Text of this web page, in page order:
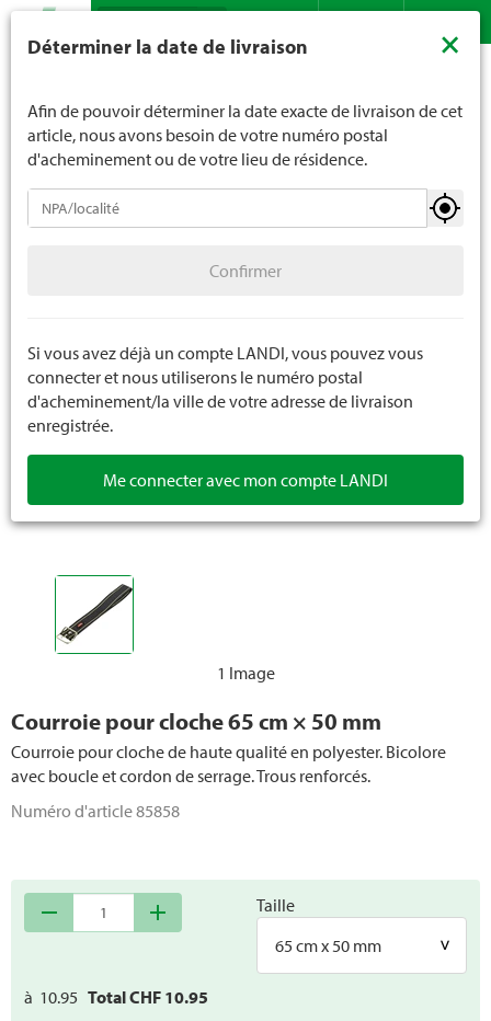
Recherche
1 Image
Courroie pour cloche 65 cm × 50 mm
Courroie pour cloche de haute qualité en polyester. Bicolore
avec boucle et cordon de serrage. Trous renforcés.
Numéro d'article85858
remove add
Taille
65 cm x 50 mm
à 10.95 Total CHF 10.95
Etable
Hygiène de traite
Accessoires d'articles d'étable
Assortiment pour la ferme
Déterminer la date de livraison ×
Afin de pouvoir déterminer la date exacte de livraison de cet
article, nous avons besoin de votre numéro postal
d'acheminement ou de votre lieu de résidence.
Confirmer
Si vous avez déjà un compte LANDI, vous pouvez vous
connecter et nous utiliserons le numéro postal
d'acheminement/la ville de votre adresse de livraison
enregistrée.
Me connecter avec mon compte LANDI
moins de 16 ans. La limite d'âge est de 18 ans pour les
nous indiquez votre âge de manière contraignante.